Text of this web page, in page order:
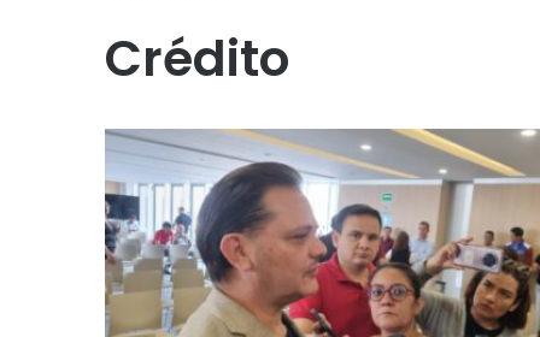
Crédito